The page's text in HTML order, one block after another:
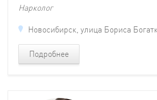
Нарколог
Новосибирск, улица Бориса
Подробнее